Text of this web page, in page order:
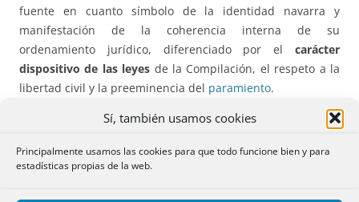
Sí, también usamos cookies
Principalmente usamos las cookies para que todo funcione bien y para
estadísticas propias de la web.
fuente en cuanto símbolo de la identidad navarra y
manifestación de la coherencia interna de su
ordenamiento jurídico, diferenciado por el carácter
dispositivo de las leyes de la Compilación, el respeto a la
libertad civil y la preeminencia del paramiento.
remisiones al Código Civilhan de considerarse
dinámicas y no estáticas en el tiempo al derogarse la
Disposición Adicional Única